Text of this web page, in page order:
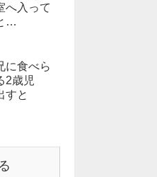
へ入って
…
に食べら
2歳児
すと